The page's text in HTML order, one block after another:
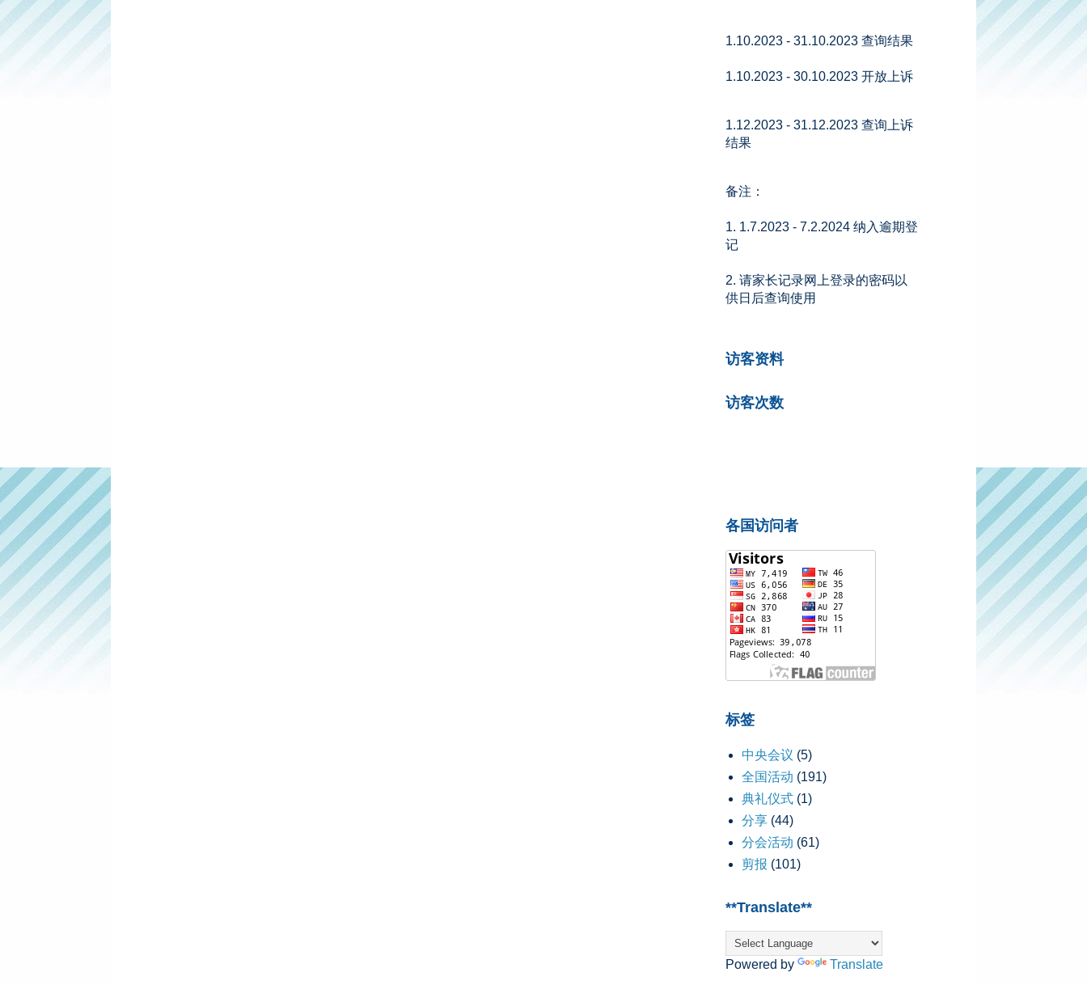
1.10.2023 - 31.10.2023 查询结果
1.10.2023 - 30.10.2023 开放上诉
1.12.2023 - 31.12.2023 查询上诉
结果
备注：
1. 1.7.2023 - 7.2.2024 纳入逾期登
记
2. 请家长记录网上登录的密码以
供日后查询使用
访客资料
访客次数
各国访问者
标签
中央会议 (5)
全国活动 (191)
典礼仪式 (1)
分享 (44)
分会活动 (61)
剪报 (101)
**Translate**
Powered by Translate